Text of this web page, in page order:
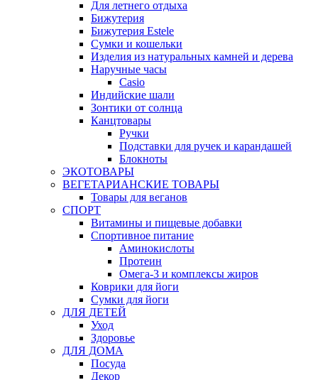
Для летнего отдыха
Бижутерия
Бижутерия Estele
Сумки и кошельки
Изделия из натуральных камней и дерева
Наручные часы
Casio
Индийские шали
Зонтики от солнца
Канцтовары
Ручки
Подставки для ручек и карандашей
Блокноты
ЭКОТОВАРЫ
ВЕГЕТАРИАНСКИЕ ТОВАРЫ
Товары для веганов
СПОРТ
Витамины и пищевые добавки
Спортивное питание
Аминокислоты
Протеин
Омега-3 и комплексы жиров
Коврики для йоги
Сумки для йоги
ДЛЯ ДЕТЕЙ
Уход
Здоровье
ДЛЯ ДОМА
Посуда
Декор